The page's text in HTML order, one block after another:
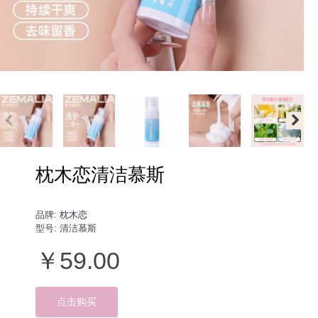
枕木恋清洁慕斯
品牌: 枕木恋
型号: 清洁慕斯
￥59.00
点击购买